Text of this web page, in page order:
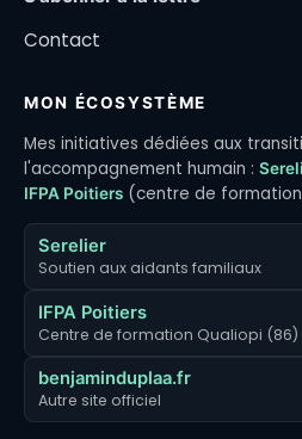
Contact
MON ÉCOSYSTÈME
Mes initiatives dédiées aux
l'accompagnement humain :
IFPA Poitiers (centre de
Serelier
Soutien aux aidants familiaux
IFPA Poitiers
Centre de formation Qualiopi (86)
benjaminduplaa.fr
Autre site officiel